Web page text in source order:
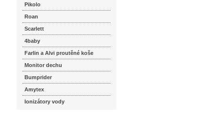
Pikolo
Roan
Scarlett
4baby
Farlin a Alvi proutěné koše
Monitor dechu
Bumprider
Amytex
Ionizátory vody